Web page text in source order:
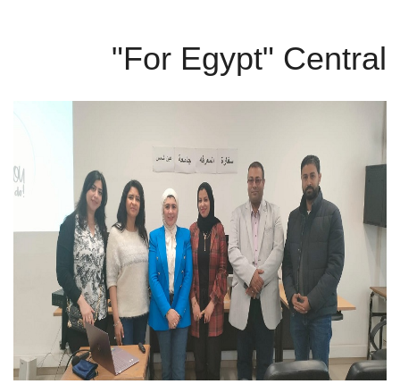
تواصل معنا
هيئة التدريس
الدراسات العليا
"For Egypt" Central